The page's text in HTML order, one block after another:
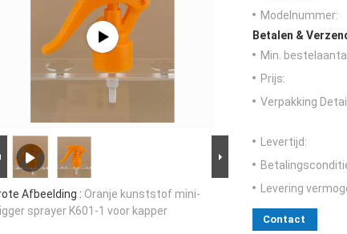
Afbeelding : Oranje kunststof mini-
sprayer K601-1 voor kapper
Modelnummer:
Betalen &
Min.
Prijs:
Verpakking
Levertijd:
Levering
Contact